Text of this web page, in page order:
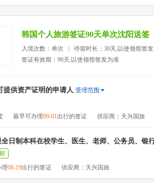
韩国个人旅游签证90天单次沈阳送签
入境次数：单次
停留时长：30天,以使领馆签
签证有效期：90天,以使领馆签发为准
提供资产证明的申请人 受理范围
最早可办理09-01出行的签证 供应商：天兴国旅
日制本科在校学生、医生、老师、公务员、银
理08-19出行的签证 供应商：天兴国旅